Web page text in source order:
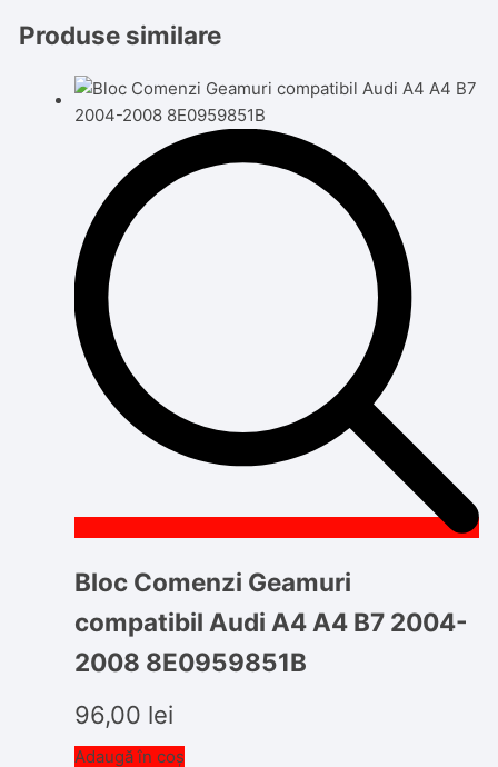
Produse similare
Bloc Comenzi Geamuri
compatibil Audi A4 A4 B7 2004-
2008 8E0959851B
96,00 lei
Adaugă în coș